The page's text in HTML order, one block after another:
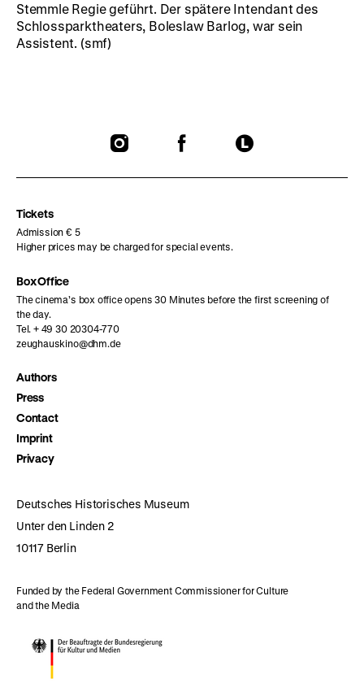
Stemmle Regie geführt. Der spätere Intendant des
Schlossparktheaters, Boleslaw Barlog, war sein
Assistent. (smf)
To
To
To
Tickets
Admission € 5
Higher prices may be charged for special events.
Box Office
The cinema’s box office opens 30 Minutes before the first screening of
the day.
Tel. + 49 30 20304-770
zeughauskino@dhm.de
Authors
Press
Contact
Imprint
Privacy
Deutsches Historisches Museum
Unter den Linden 2
10117 Berlin
Funded by the Federal Government Commissioner for Culture
and the Media